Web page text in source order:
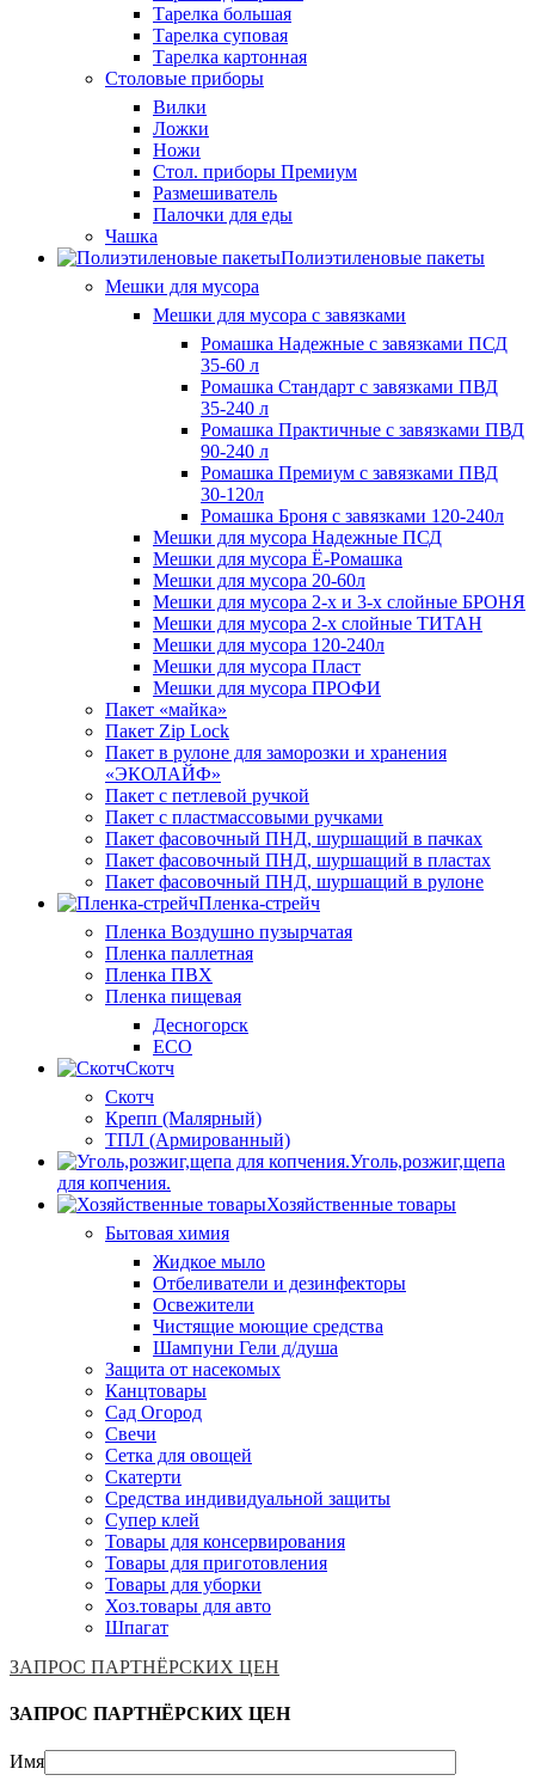
Тарелка большая
Тарелка суповая
Тарелка картонная
Столовые приборы
Вилки
Ложки
Ножи
Стол. приборы Премиум
Размешиватель
Палочки для еды
Чашка
Полиэтиленовые пакеты
Мешки для мусора
Мешки для мусора с завязками
Ромашка Надежные с завязками ПСД
35-60 л
Ромашка Стандарт с завязками ПВД
35-240 л
Ромашка Практичные с завязками ПВД
90-240 л
Ромашка Премиум с завязками ПВД
30-120л
Ромашка Броня с завязками 120-240л
Мешки для мусора Надежные ПСД
Мешки для мусора Ё-Ромашка
Мешки для мусора 20-60л
Мешки для мусора 2-х и 3-х слойные БРОНЯ
Мешки для мусора 2-х слойные ТИТАН
Мешки для мусора 120-240л
Мешки для мусора Пласт
Мешки для мусора ПРОФИ
Пакет «майка»
Пакет Zip Lock
Пакет в рулоне для заморозки и хранения
«ЭКОЛАЙФ»
Пакет с петлевой ручкой
Пакет с пластмассовыми ручками
Пакет фасовочный ПНД, шуршащий в пачках
Пакет фасовочный ПНД, шуршащий в пластах
Пакет фасовочный ПНД, шуршащий в рулоне
Пленка-стрейч
Пленка Воздушно пузырчатая
Пленка паллетная
Пленка ПВХ
Пленка пищевая
Десногорск
ECO
Скотч
Скотч
Крепп (Малярный)
ТПЛ (Армированный)
Уголь,розжиг,щепа
для копчения.
Хозяйственные товары
Бытовая химия
Жидкое мыло
Отбеливатели и дезинфекторы
Освежители
Чистящие моющие средства
Шампуни Гели д/душа
Защита от насекомых
Канцтовары
Сад Огород
Свечи
Сетка для овощей
Скатерти
Средства индивидуальной защиты
Супер клей
Товары для консервирования
Товары для приготовления
Товары для уборки
Хоз.товары для авто
Шпагат
ЗАПРОС ПАРТНЁРСКИХ ЦЕН
ЗАПРОС ПАРТНЁРСКИХ ЦЕН
Имя